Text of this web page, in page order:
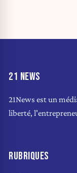
21 NEWS
21News est un
liberté,
RUBRIQUES